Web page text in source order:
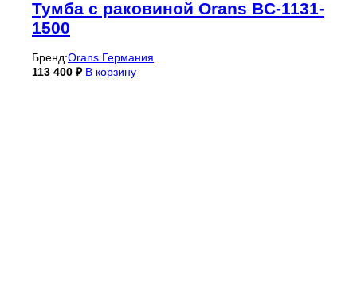
Тумба с раковиной Orans BC-1131-
1500
Бренд:Orans Германия
113 400 ₽ В корзину